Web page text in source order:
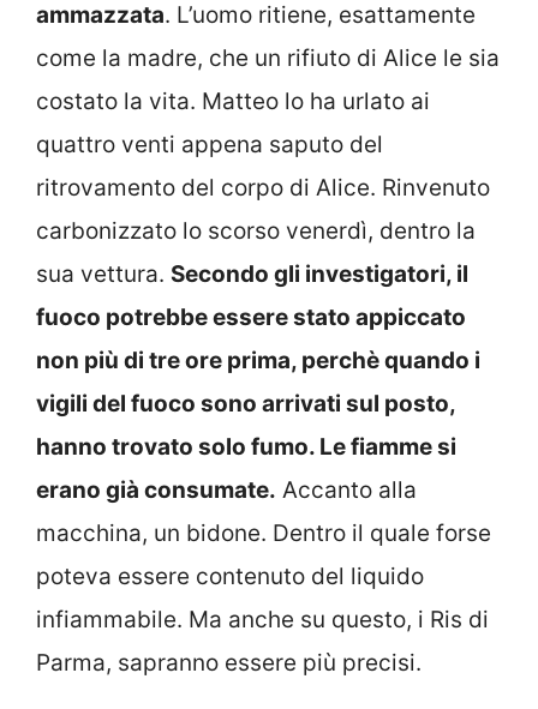
ammazzata. L’uomo ritiene, esattamente
come la madre, che un rifiuto di Alice le sia
costato la vita. Matteo lo ha urlato ai
quattro venti appena saputo del
ritrovamento del corpo di Alice. Rinvenuto
carbonizzato lo scorso venerdì, dentro la
sua vettura. Secondo gli investigatori, il
fuoco potrebbe essere stato appiccato
non più di tre ore prima, perchè quando i
vigili del fuoco sono arrivati sul posto,
hanno trovato solo fumo. Le fiamme si
erano già consumate. Accanto alla
macchina, un bidone. Dentro il quale forse
poteva essere contenuto del liquido
infiammabile. Ma anche su questo, i Ris di
Parma, sapranno essere più precisi.